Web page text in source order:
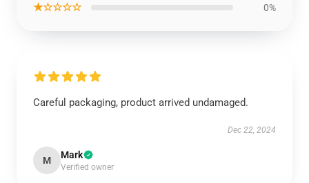
★☆☆☆☆ 0%
Careful packaging, product arrived undamaged.
Dec 22, 2024
M Mark
Verified owner